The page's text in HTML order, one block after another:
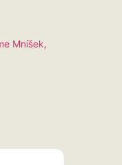
Mníšek,